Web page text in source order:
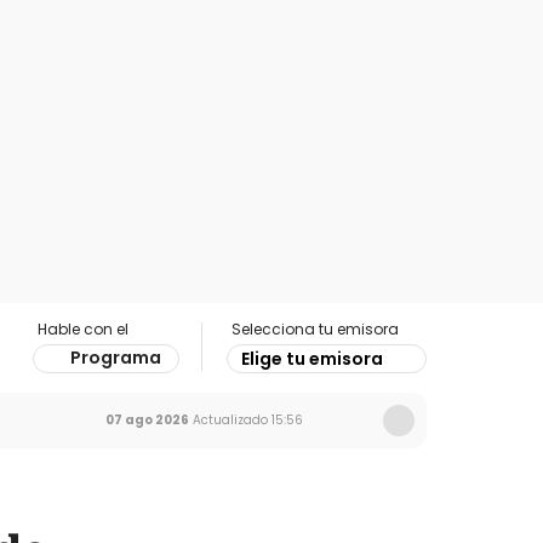
Hable con el
Programa
Selecciona tu emisora
Elige tu emisora
07 ago 2026 Actualizado 15:56